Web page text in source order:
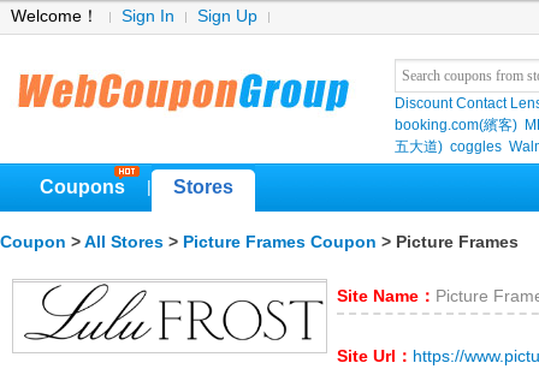
Welcome！ Sign In Sign Up
Discount Contact
booking.com(繽客)
五大道) coggles
Coupons Stores
Coupon > All Stores > Picture Frames Coupon > Picture Frames
Site Name： Picture
Site Url： https://